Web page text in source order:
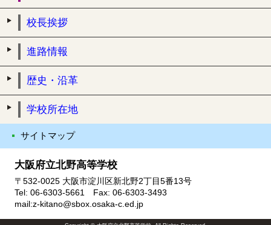
校長挨拶
進路情報
歴史・沿革
学校所在地
サイトマップ
大阪府立北野高等学校
〒532-0025 大阪市淀川区新北野2丁目5番13号
Tel: 06-6303-5661 Fax: 06-6303-3493
mail:z-kitano@sbox.osaka-c.ed.jp